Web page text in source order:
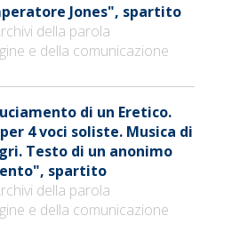
Jones", spartito
della parola
e della comunicazione
di un Eretico.
4 voci soliste. Musica di
Testo di un anonimo
spartito
della parola
e della comunicazione